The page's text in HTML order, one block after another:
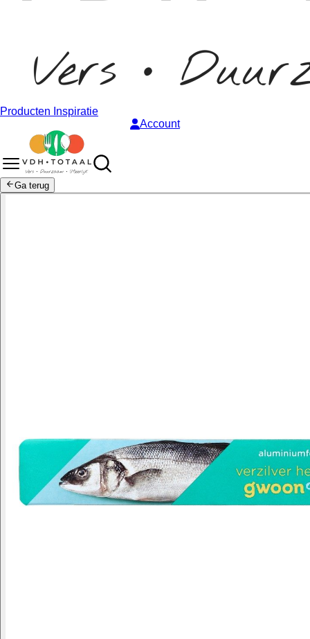
Producten Inspiratie
Account
Ga terug